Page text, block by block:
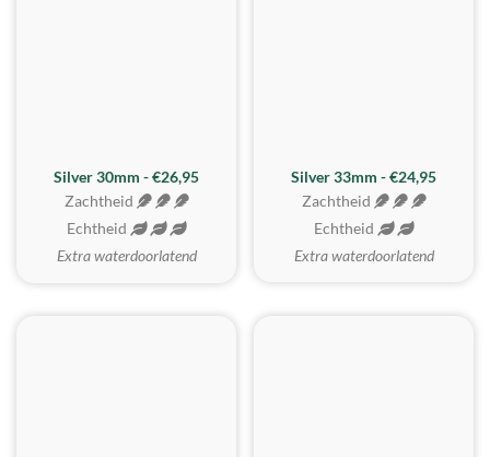
Silver 30mm - €26,95
Zachtheid
Echtheid
Extra waterdoorlatend
Silver 33mm - €24,95
Zachtheid
Echtheid
Extra waterdoorlatend